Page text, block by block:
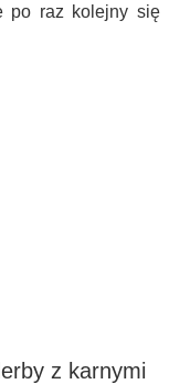
po raz kolejny się
z karnymi